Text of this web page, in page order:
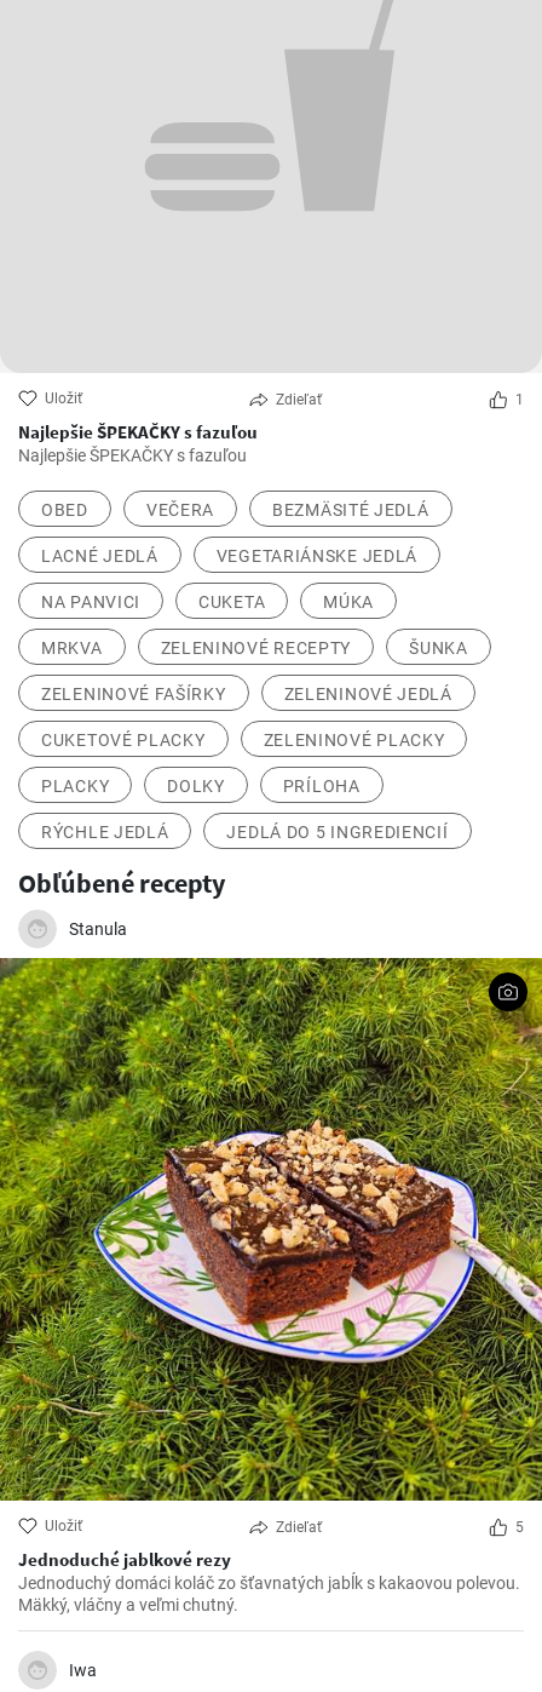
Uložiť Zdieľať 1
Najlepšie ŠPEKAČKY s fazuľou
Najlepšie ŠPEKAČKY s fazuľou
OBED VEČERA BEZMÄSITÉ JEDLÁ
LACNÉ JEDLÁ VEGETARIÁNSKE JEDLÁ
NA PANVICI CUKETA MÚKA
MRKVA ZELENINOVÉ RECEPTY ŠUNKA
ZELENINOVÉ FAŠÍRKY ZELENINOVÉ JEDLÁ
CUKETOVÉ PLACKY ZELENINOVÉ PLACKY
PLACKY DOLKY PRÍLOHA
RÝCHLE JEDLÁ JEDLÁ DO 5 INGREDIENCIÍ
Obľúbené recepty
Stanula
Uložiť Zdieľať 5
Jednoduché jablkové rezy
Jednoduchý domáci koláč zo šťavnatých jabĺk s kakaovou polevou.
Mäkký, vláčny a veľmi chutný.
Iwa